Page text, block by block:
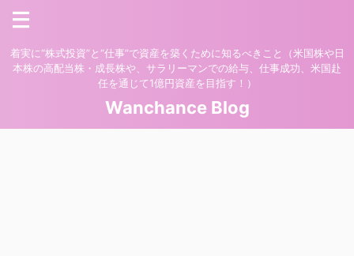
着実に“株式投資”と“仕事”で資産を築くために知るべきこと（米国株や日
本株の高配当株・成長株や、サラリーマンでの給与、仕事成功、米国赴
任を通じて1億円資産を目指す！）
Wanchance Blog